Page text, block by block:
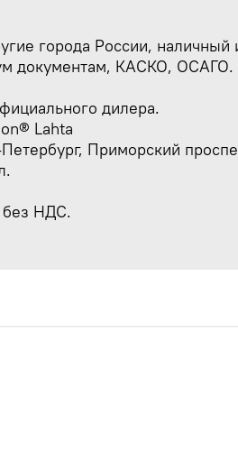
города России, наличный
документам, КАСКО, ОСАГО.
дилера.
Lahta
Приморский
без НДС.